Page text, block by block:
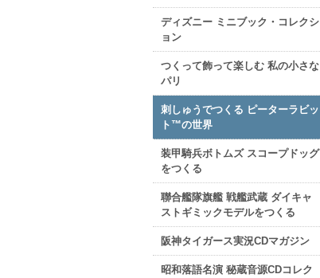
ディズニー ミニブック・コレクシ
ョン
つくって飾って楽しむ 私の小さな
パリ
刺しゅうでつくる ピーターラビッ
ト™の世界
装甲騎兵ボトムズ スコープドッグ
をつくる
聯合艦隊旗艦 戦艦武蔵 ダイキャ
ストギミックモデルをつくる
阪神タイガース実況CDマガジン
昭和落語名演 秘蔵音源CDコレク